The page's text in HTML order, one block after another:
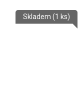
Skladem (1 ks)